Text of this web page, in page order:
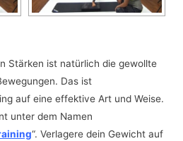
Stärken ist natürlich die gewollte
Das ist
auf eine effektive Art und Weise.
unter dem Namen
“. Verlagere dein Gewicht auf